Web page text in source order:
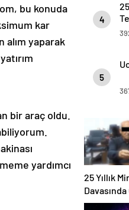
bu konuda
kar
alım yaparak
bir araç oldu.
yardımcı
4
5
25 Yıllık
Temmuz